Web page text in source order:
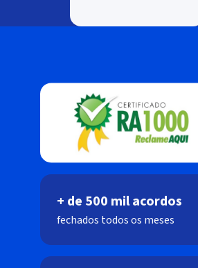
+ de 500 mil acordos
fechados todos os meses